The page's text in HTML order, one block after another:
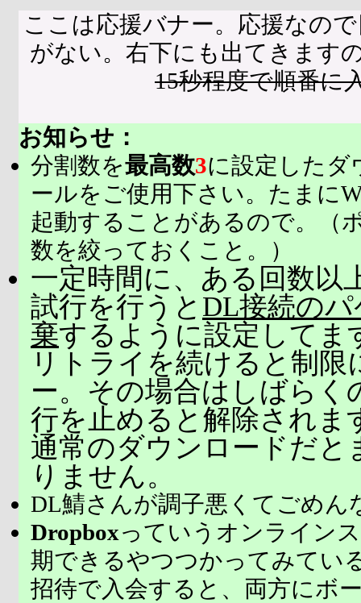
ここは応援バナー。応援なの
がない。右下にも出てきます
15秒程度で順番に
お知らせ：
分割数を最高数3に設定したダ
ールをご使用下さい。たまに
起動することがあるので。（
数を絞っておくこと。）
一定時間に、ある回数以
試行を行うと DL接続の
棄するように設定してま
リトライを続けると制限
ー。その場合はしばらく
行を止めると解除されま
通常のダウンロードだと
りません。
DL鯖さんが調子悪くてごめん
Dropboxっていうオンライン
期できるやつつかってみてい
招待で入会すると、両方にボ